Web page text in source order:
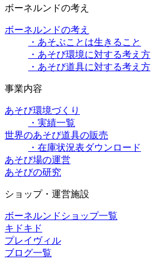
ボーネルンドの考え
ボーネルンドの考え
・あそぶことは生きること
・あそび環境に対する考え方
・あそび道具に対する考え方
事業内容
あそび環境づくり
・実績一覧
世界のあそび道具の販売
・在庫状況表ダウンロード
あそび場の運営
あそびの研究
ショップ・運営施設
ボーネルンドショップ一覧
キドキド
プレイヴィル
ブログ一覧